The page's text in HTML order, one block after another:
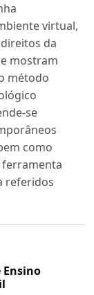
virtual,
da
mostram
método
se
como
referidos
Ensino